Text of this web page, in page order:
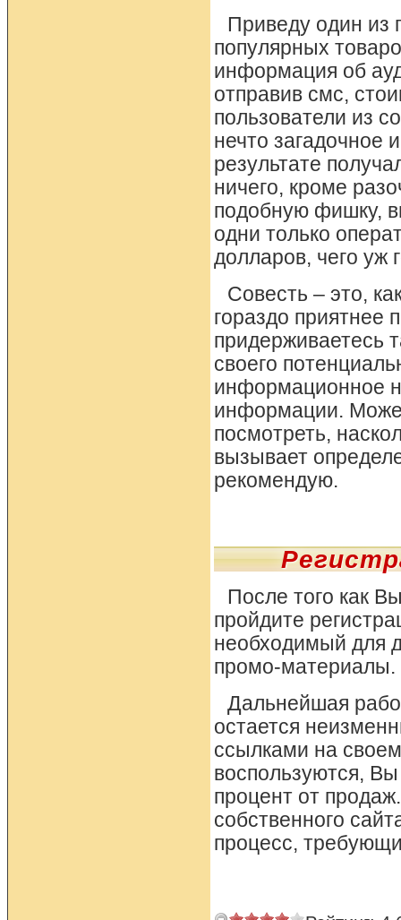
Приведу один из
популярных
информация об
отправив смс,
пользователи из
нечто загадочное
результате
ничего, кроме
подобную фишку,
одни только
долларов, чего уж
Совесть – это,
гораздо приятнее
придерживаетесь
своего
информационное
информации.
посмотреть,
вызывает
рекомендую.
После того как
пройдите
необходимый для
промо-материалы.
Дальнейшая
остается
ссылками на
воспользуются,
процент от
собственного
процесс,